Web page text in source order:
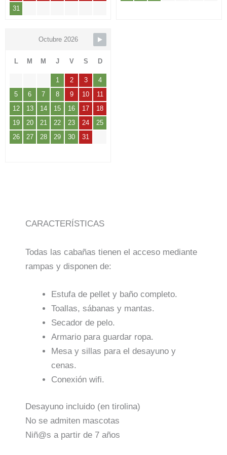
31
Octubre 2026
L M M J V S D
1 2 3
4
5
6 7 8 9 10
11
12
13 14 15 16 17
18
19
20 21 22 23 24
25
26
27 28 29 30 31
CARACTERÍSTICAS
Todas las cabañas tienen el acceso mediante
rampas y disponen de:
Estufa de pellet y baño completo.
Toallas, sábanas y mantas.
Secador de pelo.
Armario para guardar ropa.
Mesa y sillas para el desayuno y
cenas.
Conexión wifi.
Desayuno incluido (en tirolina)
No se admiten mascotas
Niñ@s a partir de 7 años